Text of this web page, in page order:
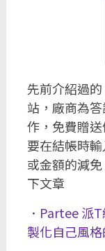
先前介紹過
站，廠商為
作，免費贈
要在結帳時
或金額的減
下文章
． Partee 派
製化自己風